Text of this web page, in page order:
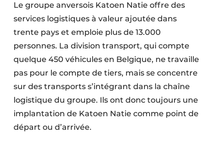
Le groupe anversois Katoen Natie offre des
services logistiques à valeur ajoutée dans
trente pays et emploie plus de 13.000
personnes. La division transport, qui compte
quelque 450 véhicules en Belgique, ne travaille
pas pour le compte de tiers, mais se concentre
sur des transports s’intégrant dans la chaîne
logistique du groupe. Ils ont donc toujours une
implantation de Katoen Natie comme point de
départ ou d’arrivée.